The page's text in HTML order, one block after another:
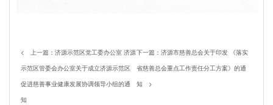
< 上一篇：济源示范区党工委办公室 济源
示范区管委会办公室关于成立济源示范区
促进慈善事业健康发展协调领导小组的通
知
下一篇： 济源市慈善总会关于印发 《落实
省慈善总会重点工作责任分工方案》的通
知 >